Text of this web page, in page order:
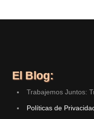
El Blog:
Trabajemos Juntos:
Políticas de